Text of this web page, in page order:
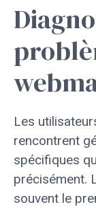
Les
rencontrent
spécifiques
précisément.
souvent le